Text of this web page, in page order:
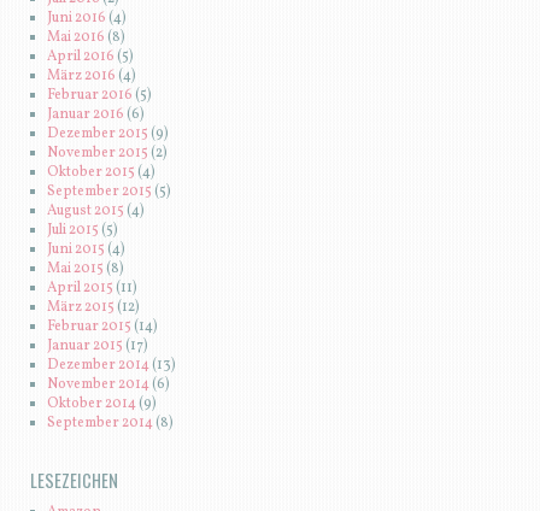
Juni 2016 (4)
Mai 2016 (8)
April 2016(5)
März 2016 (4)
Februar 2016(5)
Januar 2016 (6)
Dezember 2015 (9)
November 2015 (2)
Oktober 2015 (4)
September 2015 (5)
August 2015 (4)
Juli 2015 (5)
Juni 2015 (4)
Mai 2015(8)
April 2015 (11)
März 2015 (12)
Februar 2015 (14)
Januar 2015 (17)
Dezember 2014(13)
November 2014(6)
Oktober 2014(9)
September 2014(8)
LESEZEICHEN